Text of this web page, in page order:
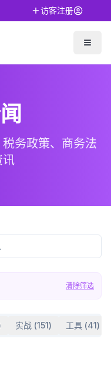
访客注册
务政策、商务法
讯
清除筛选
实战 (151) 工具 (41)